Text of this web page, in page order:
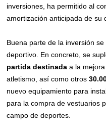
inversiones, ha permitido al
amortización anticipada de su
Buena parte de la inversión
deportivo. En concreto, se
partida destinada a la
atletismo, así como otros
nuevo equipamiento para
para la compra de vestuarios
campo de deportes.